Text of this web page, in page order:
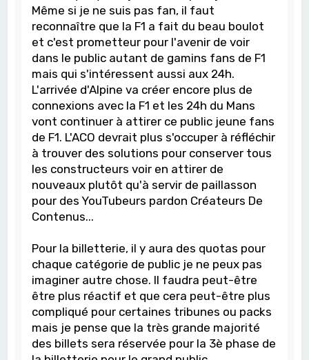
Même si je ne suis pas fan, il faut
reconnaître que la F1 a fait du beau boulot
et c'est prometteur pour l'avenir de voir
dans le public autant de gamins fans de F1
mais qui s'intéressent aussi aux 24h.
L'arrivée d'Alpine va créer encore plus de
connexions avec la F1 et les 24h du Mans
vont continuer à attirer ce public jeune fans
de F1. L'ACO devrait plus s'occuper à réfléchir
à trouver des solutions pour conserver tous
les constructeurs voir en attirer de
nouveaux plutôt qu'à servir de paillasson
pour des YouTubeurs pardon Créateurs De
Contenus...
Pour la billetterie, il y aura des quotas pour
chaque catégorie de public je ne peux pas
imaginer autre chose. Il faudra peut-être
être plus réactif et que cera peut-être plus
compliqué pour certaines tribunes ou packs
mais je pense que la très grande majorité
des billets sera réservée pour la 3è phase de